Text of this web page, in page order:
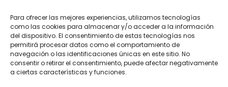
Para ofrecer las mejores experiencias, utilizamos tecnologías
como las cookies para almacenar y/o acceder a la información
del dispositivo. El consentimiento de estas tecnologías nos
permitirá procesar datos como el comportamiento de
navegación o las identificaciones únicas en este sitio. No
consentir o retirar el consentimiento, puede afectar negativamente
a ciertas características y funciones.